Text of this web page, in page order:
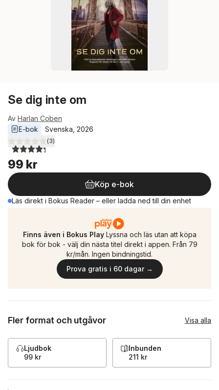
Se dig inte om
Av Harlan Coben
E-bok
Svenska 2026
4,3utav 5 stjärnor. Totalt antal röster:
(3)
99 kr
Köp e-bok
Läs direkt i Bokus Reader – eller ladda ned till din enhet
Finns även i Bokus Play Lyssna och läs utan att köpa
bok för bok - välj din nästa titel direkt i appen. Från 79
kr/mån. Ingen bindningstid.
Prova gratis i 60 dagar →
Fler format och utgåvor Visa alla
Ljudbok
99 kr
Inbunden
211 kr